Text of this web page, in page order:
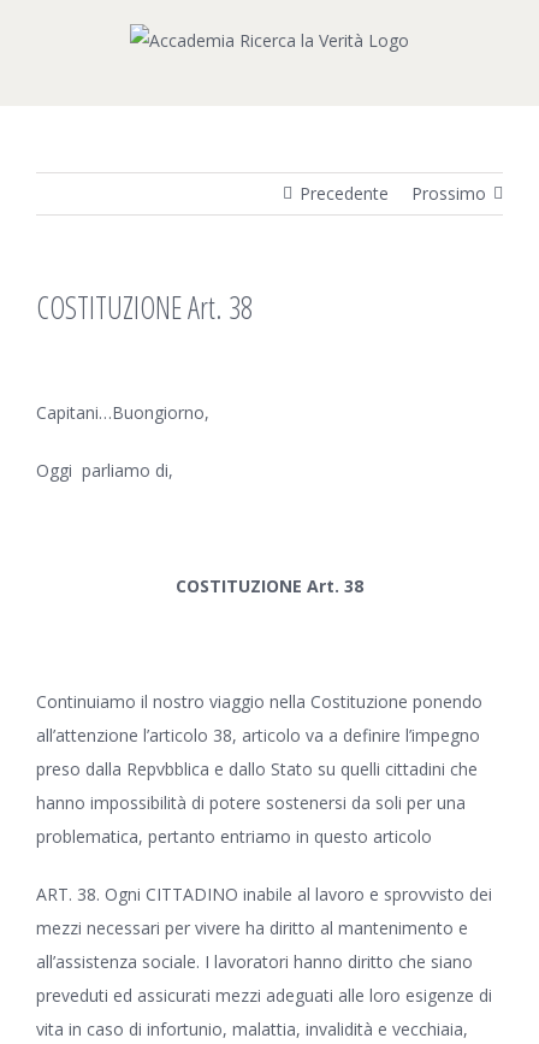
Precedente Prossimo
COSTITUZIONE Art. 38
immagine
Capitani…Buongiorno,
Oggi parliamo di,
COSTITUZIONE Art. 38
Continuiamo il nostro viaggio nella Costituzione ponendo
all’attenzione l’articolo 38, articolo va a definire l’impegno
preso dalla Repvbblica e dallo Stato su quelli cittadini che
hanno impossibilità di potere sostenersi da soli per una
problematica, pertanto entriamo in questo articolo
ART. 38. Ogni CITTADINO inabile al lavoro e sprovvisto dei
mezzi necessari per vivere ha diritto al mantenimento e
all’assistenza sociale. I lavoratori hanno diritto che siano
preveduti ed assicurati mezzi adeguati alle loro esigenze di
vita in caso di infortunio, malattia, invalidità e vecchiaia,